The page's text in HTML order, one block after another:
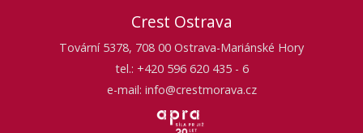
Crest Ostrava
Tovární 5378, 708 00 Ostrava-Mariánské Hory
tel.: +420 596 620 435 - 6
e-mail: info@crestmorava.cz